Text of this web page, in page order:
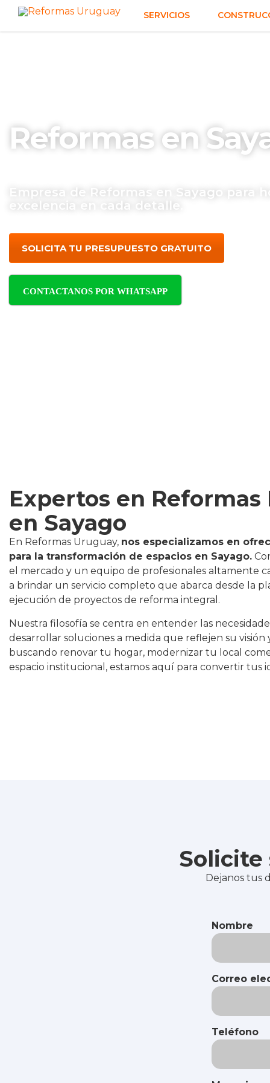
SERVICIOS
Reformas en
Empresa de Reformas en Sayago para
excelencia en cada detalle.
SOLICITA TU PRESUPUESTO GRATUITO
CONTACTANOS POR WHATSAPP
Expertos en
en Sayago
En Reformas Uruguay, nos especializamos en
para la transformación de espacios en Sayago.
el mercado y un equipo de profesionales altamente
a brindar un servicio completo que abarca desde la
ejecución de proyectos de reforma integral.
Nuestra filosofía se centra en entender las
desarrollar soluciones a medida que reflejen su visión
buscando renovar tu hogar, modernizar tu local
espacio institucional, estamos aquí para convertir tus
Solicite
Dejanos tus
Nombre
Correo
Teléfono